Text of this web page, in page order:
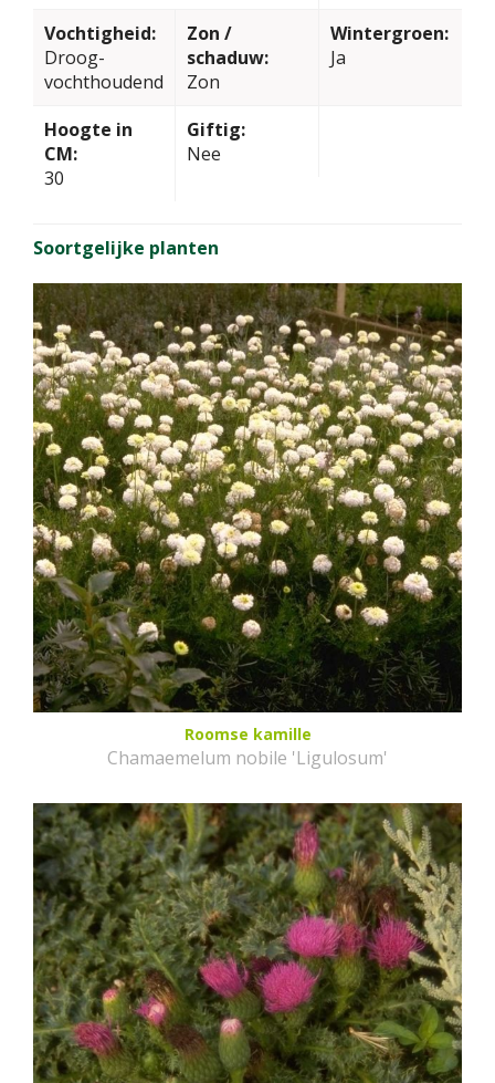
Vochtigheid:
Droog-
vochthoudend
Zon /
schaduw:
Zon
Wintergroen:
Ja
Hoogte in
CM:
30
Giftig:
Nee
Soortgelijke planten
Roomse kamille
Chamaemelum nobile 'Ligulosum'